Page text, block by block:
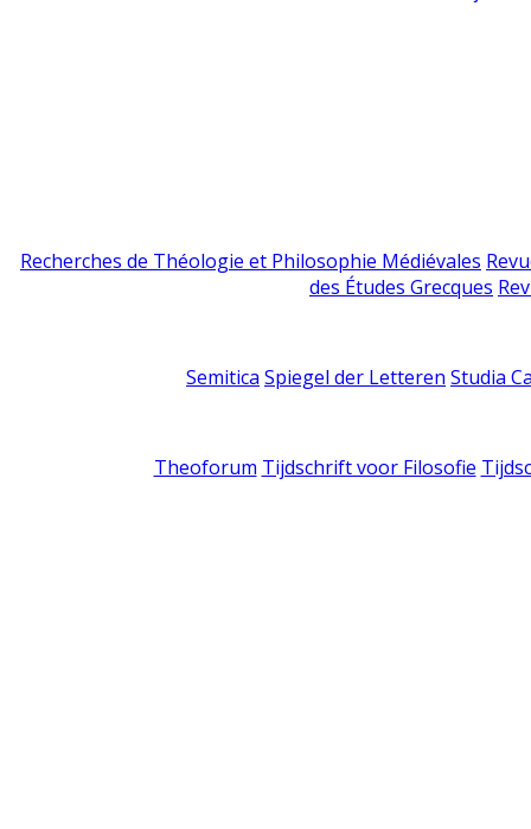
Recherches de Théologie et Philosophie Médiévales
des Études Grecques
Semitica Spiegel der Letteren Studia
Theoforum Tijdschrift voor Filosofie